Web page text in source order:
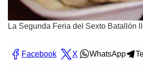
La Segunda Feria del Sexto Batallón
Facebook X WhatsApp